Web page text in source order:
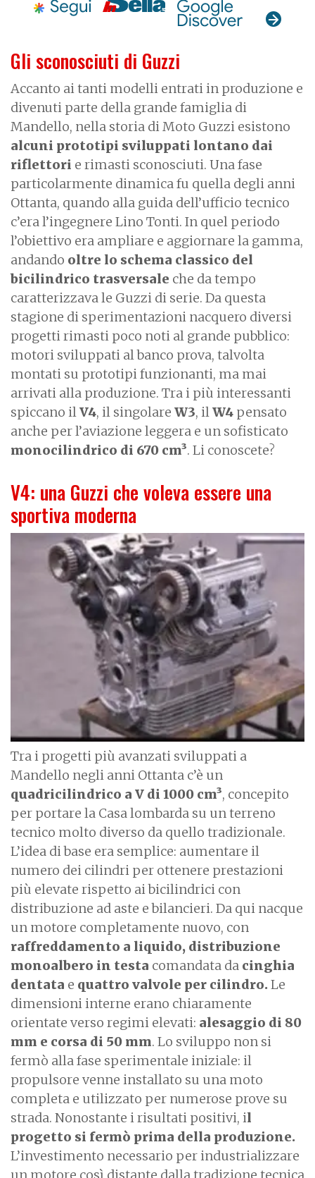
Gli sconosciuti di Guzzi
Accanto ai tanti modelli entrati in produzione e
divenuti parte della grande famiglia di
Mandello, nella storia di Moto Guzzi esistono
alcuni prototipi sviluppati lontano dai
riflettori e rimasti sconosciuti. Una fase
particolarmente dinamica fu quella degli anni
Ottanta, quando alla guida dell’ufficio tecnico
c’era l’ingegnere Lino Tonti. In quel periodo
l’obiettivo era ampliare e aggiornare la gamma,
andando oltre lo schema classico del
bicilindrico trasversale che da tempo
caratterizzava le Guzzi di serie. Da questa
stagione di sperimentazioni nacquero diversi
progetti rimasti poco noti al grande pubblico:
motori sviluppati al banco prova, talvolta
montati su prototipi funzionanti, ma mai
arrivati alla produzione. Tra i più interessanti
spiccano ilV4, il singolare W3, ilW4 pensato
anche per l’aviazione leggera e un sofisticato
monocilindrico di 670 cm³. Li conoscete?
V4: una Guzzi che voleva essere una
sportiva moderna
Tra i progetti più avanzati sviluppati a
Mandello negli anni Ottanta c’è un
quadricilindrico a V di 1000 cm³, concepito
per portare la Casa lombarda su un terreno
tecnico molto diverso da quello tradizionale.
L’idea di base era semplice: aumentare il
numero dei cilindri per ottenere prestazioni
più elevate rispetto ai bicilindrici con
distribuzione ad aste e bilancieri. Da qui nacque
un motore completamente nuovo, con
raffreddamento a liquido, distribuzione
monoalbero in testa comandata da cinghia
dentata e quattro valvole per cilindro. Le
dimensioni interne erano chiaramente
orientate verso regimi elevati: alesaggio di 80
mm e corsa di 50 mm. Lo sviluppo non si
fermò alla fase sperimentale iniziale: il
propulsore venne installato su una moto
completa e utilizzato per numerose prove su
strada. Nonostante i risultati positivi, il
progetto si fermò prima della produzione.
L’investimento necessario per industrializzare
un motore così distante dalla tradizione tecnica